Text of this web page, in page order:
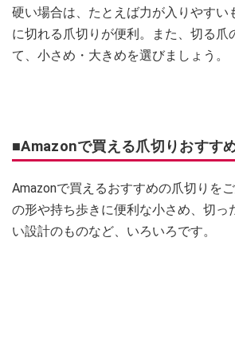
硬い場合は、たとえば力が入りやすい
に切れる爪切りが便利。また、切る爪
て、小さめ・大きめを選びましょう。
■Amazonで買える爪切りおすす
Amazonで買えるおすすめの爪切りを
の形や持ち歩きに便利な小さめ、切っ
い設計のものなど、いろいろです。